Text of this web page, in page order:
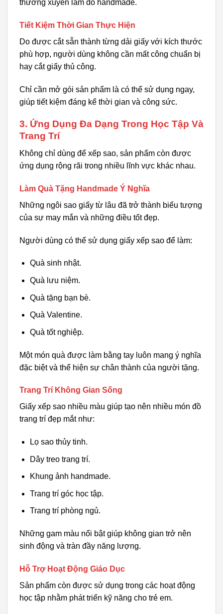
thường xuyên làm đồ handmade.
Tiết Kiệm Thời Gian Thực Hiện
Do được cắt sẵn thành từng dải giấy với kích thước
phù hợp, người dùng không cần mất công chuẩn bị
hay cắt giấy thủ công.
Chỉ cần mở gói sản phẩm là có thể sử dụng ngay,
giúp tiết kiệm đáng kể thời gian và công sức.
3. Ứng Dụng Đa Dạng Trong Học Tập Và
Trang Trí
Không chỉ dùng để xếp sao, sản phẩm còn được
ứng dụng rộng rãi trong nhiều lĩnh vực khác nhau.
Làm Quà Tặng Handmade Ý Nghĩa
Những ngôi sao giấy từ lâu đã trở thành biểu tượng
của sự may mắn và những điều tốt đẹp.
Người dùng có thể sử dụng giấy xếp sao để làm:
Quà sinh nhật.
Quà lưu niệm.
Quà tặng bạn bè.
Quà Valentine.
Quà tốt nghiệp.
Một món quà được làm bằng tay luôn mang ý nghĩa
đặc biệt và thể hiện sự chân thành của người tặng.
Trang Trí Không Gian Sống
Giấy xếp sao nhiều màu giúp tạo nên nhiều món đồ
trang trí đẹp mắt như:
Lọ sao thủy tinh.
Dây treo trang trí.
Khung ảnh handmade.
Trang trí góc học tập.
Trang trí phòng ngủ.
Những gam màu nổi bật giúp không gian trở nên
sinh động và tràn đầy năng lượng.
Hỗ Trợ Hoạt Động Giáo Dục
Sản phẩm còn được sử dụng trong các hoạt động
học tập nhằm phát triển kỹ năng cho trẻ em.